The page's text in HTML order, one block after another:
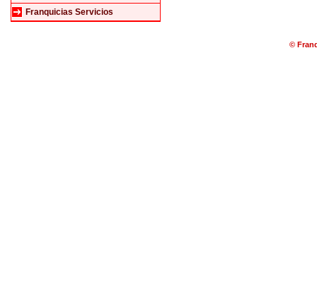
Franquicias Servicios
©